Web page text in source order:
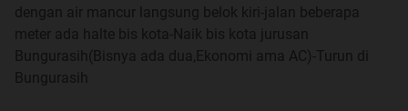
dengan air mancur langsung belok kiri-jalan beberapa
meter ada halte bis kota-Naik bis kota jurusan
Bungurasih(Bisnya ada dua,Ekonomi ama AC)-Turun di
Bungurasih